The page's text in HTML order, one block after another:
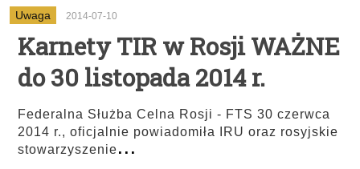
Uwaga 2014-07-10
Karnety TIR w Rosji WAŻNE
do 30 listopada 2014 r.
Federalna Służba Celna Rosji - FTS 30 czerwca
2014 r., oficjalnie powiadomiła IRU oraz rosyjskie
stowarzyszenie...